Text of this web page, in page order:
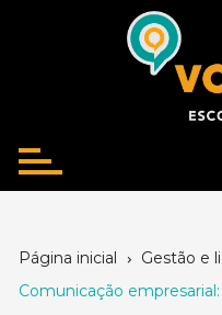
Página inicial
Gestão e
Comunicação